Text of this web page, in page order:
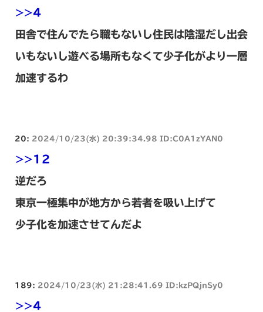
>>4
田舎で住んでたら職もないし住民は陰湿だし出会
いもないし遊べる場所もなくて少子化がより一層
加速するわ
20: 2024/10/23(水) 20:39:34.98 ID:C0A1zYAN0
>>12
逆だろ
東京一極集中が地方から若者を吸い上げて
少子化を加速させてんだよ
189: 2024/10/23(水) 21:28:41.69 ID:kzPQjnSy0
>>4